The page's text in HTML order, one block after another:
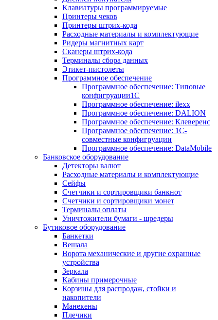
Клавиатуры программируемые
Принтеры чеков
Принтеры штрих-кода
Расходные материалы и комплектующие
Ридеры магнитных карт
Сканеры штрих-кода
Терминалы сбора данных
Этикет-пистолеты
Программное обеспечение
Программное обеспечение: Типовые
конфигруации1С
Программное обеспечение: ilexx
Программное обеспечение: DALION
Программное обеспечение: Клеверенс
Программное обеспечение: 1С-
совместные конфигруации
Программное обеспечение: DataMobile
Банковское оборудование
Детекторы валют
Расходные материалы и комплектующие
Сейфы
Счетчики и сортировщики банкнот
Счетчики и сортировщики монет
Терминалы оплаты
Уничтожители бумаги - шредеры
Бутиковое оборудование
Банкетки
Вешала
Ворота механические и другие охранные
устройства
Зеркала
Кабины примерочные
Корзины для распродаж, стойки и
накопители
Манекены
Плечики